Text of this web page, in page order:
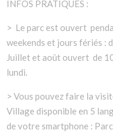
INFOS PRATIQUES :
> Le parc est ouvert
weekends et jours fériés :
Juillet et août ouvert de
lundi.
> Vous pouvez faire la
Village disponible en 5
de votre smartphone :